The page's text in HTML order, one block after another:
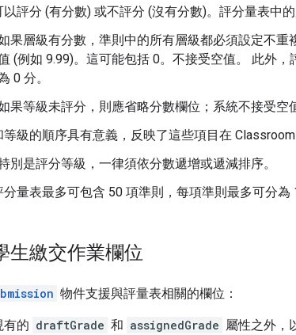
以評分 (有分數) 或不評分 (沒有分數)。評分量表中
果層級有分數，準則中的所有層級都必須設定不
(例如 9.99)。這可能包括 0。不接受空值。 此外
0 分。
果等級未評分，則應省略分數欄位；系統不接受空
等級的順序具有意義，反映了這些項目在
別是評分等級，一律須依分數遞增或遞減排序。
分量表最多可包含 50 項準則，每項準則最多可分為
生繳交作業欄位
物件支援與評量表相關的欄位：
有的 draftGrade 和 assignedGrade 屬性之外，